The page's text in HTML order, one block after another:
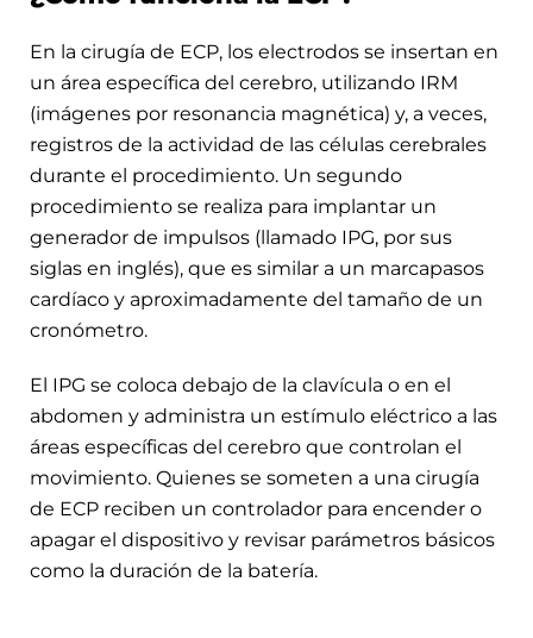
En la cirugía de ECP, los electrodos se insertan en
un área específica del cerebro, utilizando IRM
(imágenes por resonancia magnética) y, a veces,
registros de la actividad de las células cerebrales
durante el procedimiento. Un segundo
procedimiento se realiza para implantar un
generador de impulsos (llamado IPG, por sus
siglas en inglés), que es similar a un marcapasos
cardíaco y aproximadamente del tamaño de un
cronómetro.
El IPG se coloca debajo de la clavícula o en el
abdomen y administra un estímulo eléctrico a las
áreas específicas del cerebro que controlan el
movimiento. Quienes se someten a una cirugía
de ECP reciben un controlador para encender o
apagar el dispositivo y revisar parámetros básicos
como la duración de la batería.